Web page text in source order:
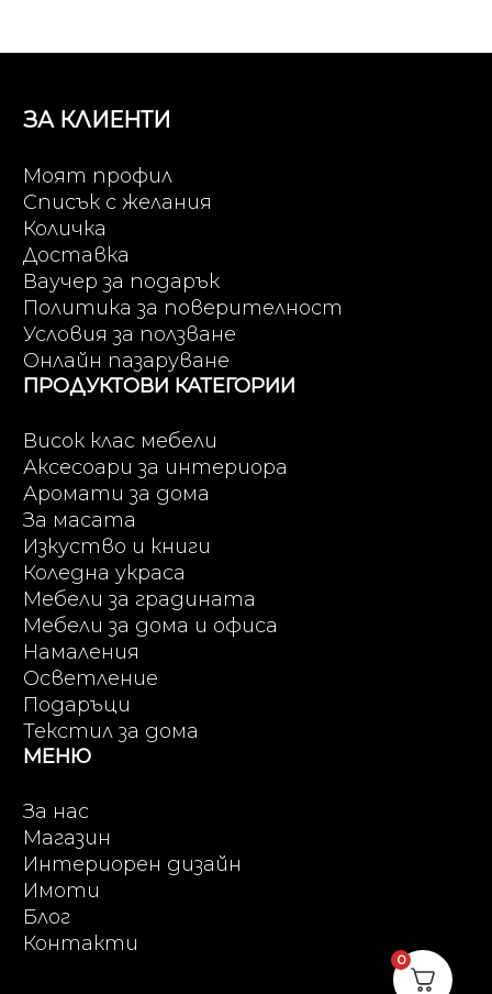
ЗА КЛИЕНТИ
Моят профил
Списък с желания
Количка
Доставка
Ваучер за подарък
Политика за поверителност
Условия за ползване
Онлайн пазаруване
ПРОДУКТОВИ КАТЕГОРИИ
Висок клас мебели
Аксесоари за интериора
Аромати за дома
За масата
Изкуство и книги
Коледна украса
Мебели за градината
Мебели за дома и офиса
Намаления
Осветление
Подаръци
Текстил за дома
МЕНЮ
За нас
Магазин
Интериорен дизайн
Имоти
Блог
Контакти
0